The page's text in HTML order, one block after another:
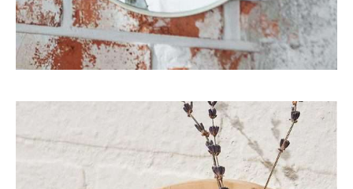
Art Eco